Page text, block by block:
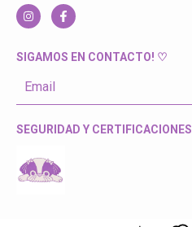
SIGAMOS EN CONTACTO! ♡
SEGURIDAD Y CERTIFICACIONES